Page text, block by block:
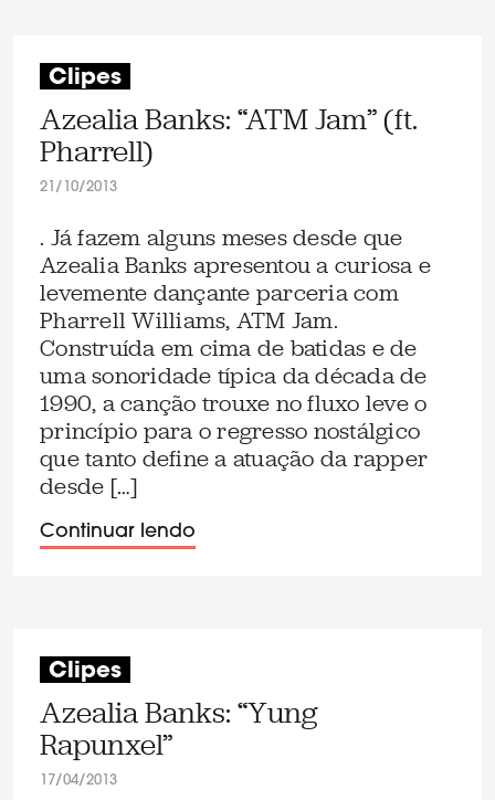
Clipes
Azealia Banks: “ATM Jam” (ft.
Pharrell)
21/10/2013
. Já fazem alguns meses desde que
Azealia Banks apresentou a curiosa e
levemente dançante parceria com
Pharrell Williams, ATM Jam.
Construída em cima de batidas e de
uma sonoridade típica da década de
1990, a canção trouxe no fluxo leve o
princípio para o regresso nostálgico
que tanto define a atuação da rapper
desde […]
Continuar lendo
Clipes
Azealia Banks: “Yung
Rapunxel”
17/04/2013